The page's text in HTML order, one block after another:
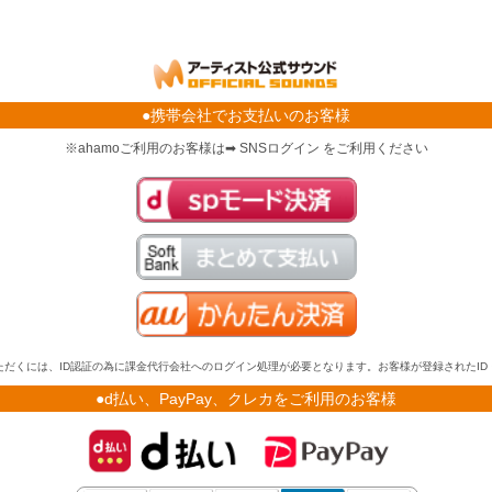
●携帯会社でお支払いのお客様
※ahamoご利用のお客様は➡ SNSログイン をご利用ください
くには、ID認証の為に課金代行会社へのログイン処理が必要となります。お客様が登録されたID
●d払い、PayPay、クレカをご利用のお客様